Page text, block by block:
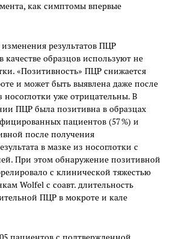
как симптомы впервые
результатов ПЦР
качестве образцов используют не
«Позитивность» ПЦР снижается
и может быть выявлена даже после
носоглотки уже отрицательны. В
ПЦР была позитивна в образцах
пациентов (57 %) и
после получения
в мазке из носоглотки с
При этом обнаружение позитивной
с клинической тяжестью
Wolfel с соавт. длительность
ПЦР в мокроте и кале